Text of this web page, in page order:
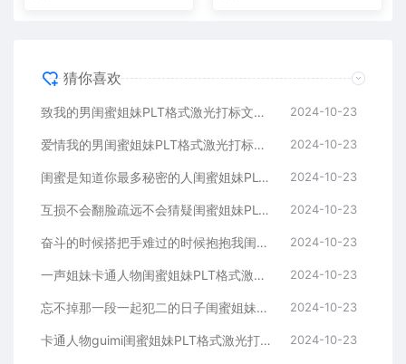
猜你喜欢
致我的男闺蜜姐妹PLT格式激光打标文件通用矢量图 2024-10-23
爱情我的男闺蜜姐妹PLT格式激光打标文件通用矢量图 2024-10-23
闺蜜是知道你最多秘密的人闺蜜姐妹PLT格式激光打标文件通用矢量图 2024-10-23
互损不会翻脸疏远不会猜疑闺蜜姐妹PLT格式激光打标文件通用矢量图 2024-10-23
奋斗的时候搭把手难过的时候抱抱我闺蜜姐妹 2024-10-23
一声姐妹卡通人物闺蜜姐妹PLT格式激光打标文件通用矢量图 2024-10-23
忘不掉那一段一起犯二的日子闺蜜姐妹PLT格式激光打标文件通用矢量图 2024-10-23
卡通人物guimi闺蜜姐妹PLT格式激光打标文件通用矢量图 2024-10-23